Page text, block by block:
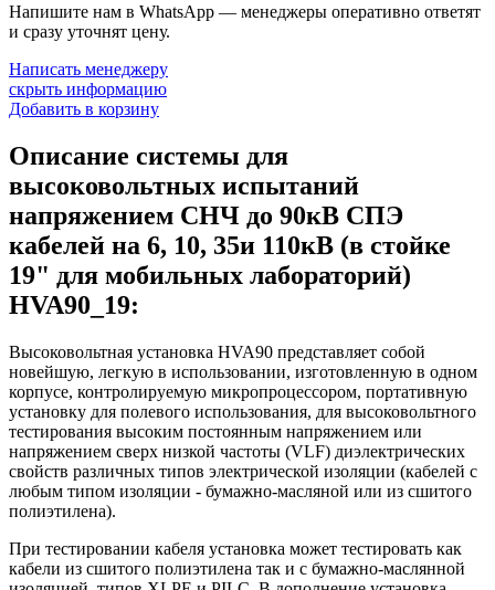
Напишите нам в WhatsApp — менеджеры оперативно ответят
и сразу уточнят цену.
Написать менеджеру
скрыть информацию
Добавить в корзину
Описание системы для
высоковольтных испытаний
напряжением СНЧ до 90кВ СПЭ
кабелей на 6, 10, 35и 110кВ (в стойке
19" для мобильных лабораторий)
HVA90_19:
Высоковольтная установка HVA90 представляет собой
новейшую, легкую в использовании, изготовленную в одном
корпусе, контролируемую микропроцессором, портативную
установку для полевого использования, для высоковольтного
тестирования высоким постоянным напряжением или
напряжением сверх низкой частоты (VLF) диэлектрических
свойств различных типов электрической изоляции (кабелей с
любым типом изоляции - бумажно-масляной или из сшитого
полиэтилена).
При тестировании кабеля установка может тестировать как
кабели из сшитого полиэтилена так и с бумажно-маслянной